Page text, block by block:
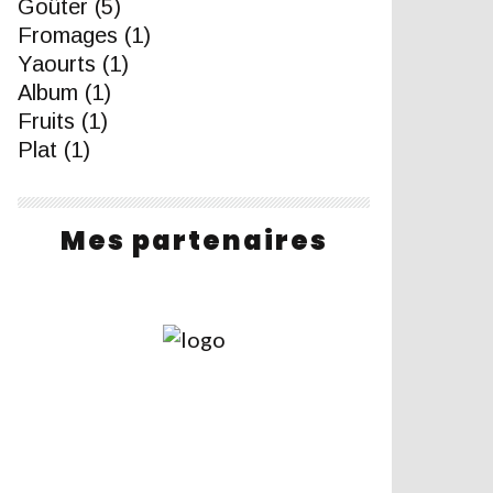
Goûter (5)
Fromages (1)
Yaourts (1)
Album (1)
Fruits (1)
Plat (1)
Mes partenaires